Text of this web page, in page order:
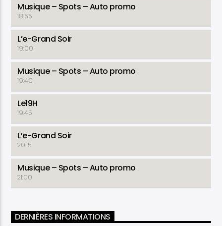
Musique – Spots – Auto promo
18:55
L’e-Grand Soir
19:00
Musique – Spots – Auto promo
19:40
Le19H
19:45
L’e-Grand Soir
20:15
Musique – Spots – Auto promo
21:00
DERNIÈRES INFORMATIONS